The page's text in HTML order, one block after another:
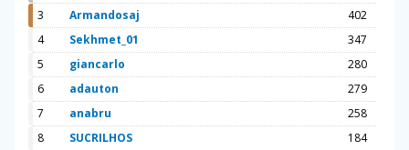
3
Armandosaj
402
4
Sekhmet_01
347
5
giancarlo
280
6
adauton
279
7
anabru
258
8
SUCRILHOS
184